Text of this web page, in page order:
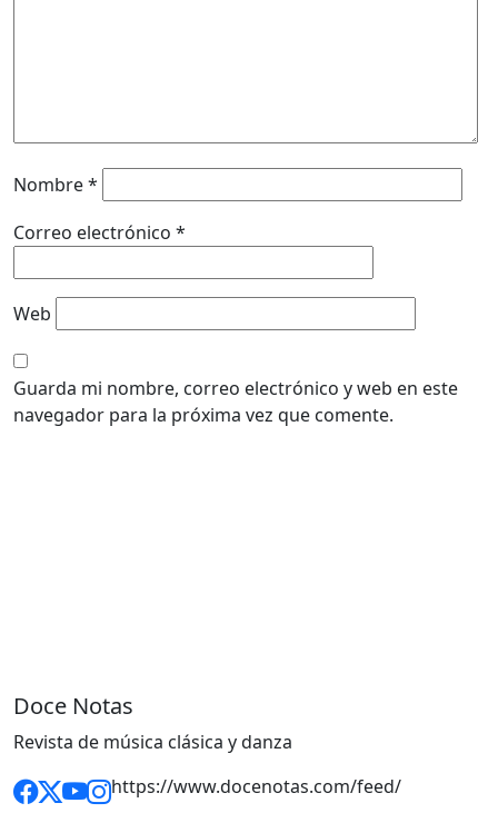
Nombre*
Correo electrónico *
Web
Guarda mi nombre, correo electrónico y web en este
navegador para la próxima vez que comente.
Doce Notas
Revista de música clásica y danza
https://www.docenotas.com/feed/